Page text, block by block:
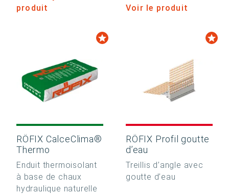
produit
Voir le produit
RÖFIX CalceClima®
Thermo
Enduit thermoisolant
à base de chaux
hydraulique naturelle
RÖFIX Profil goutte
d’eau
Treillis d’angle avec
goutte d’eau